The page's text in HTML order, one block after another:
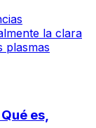
la clara
plasmas
es,